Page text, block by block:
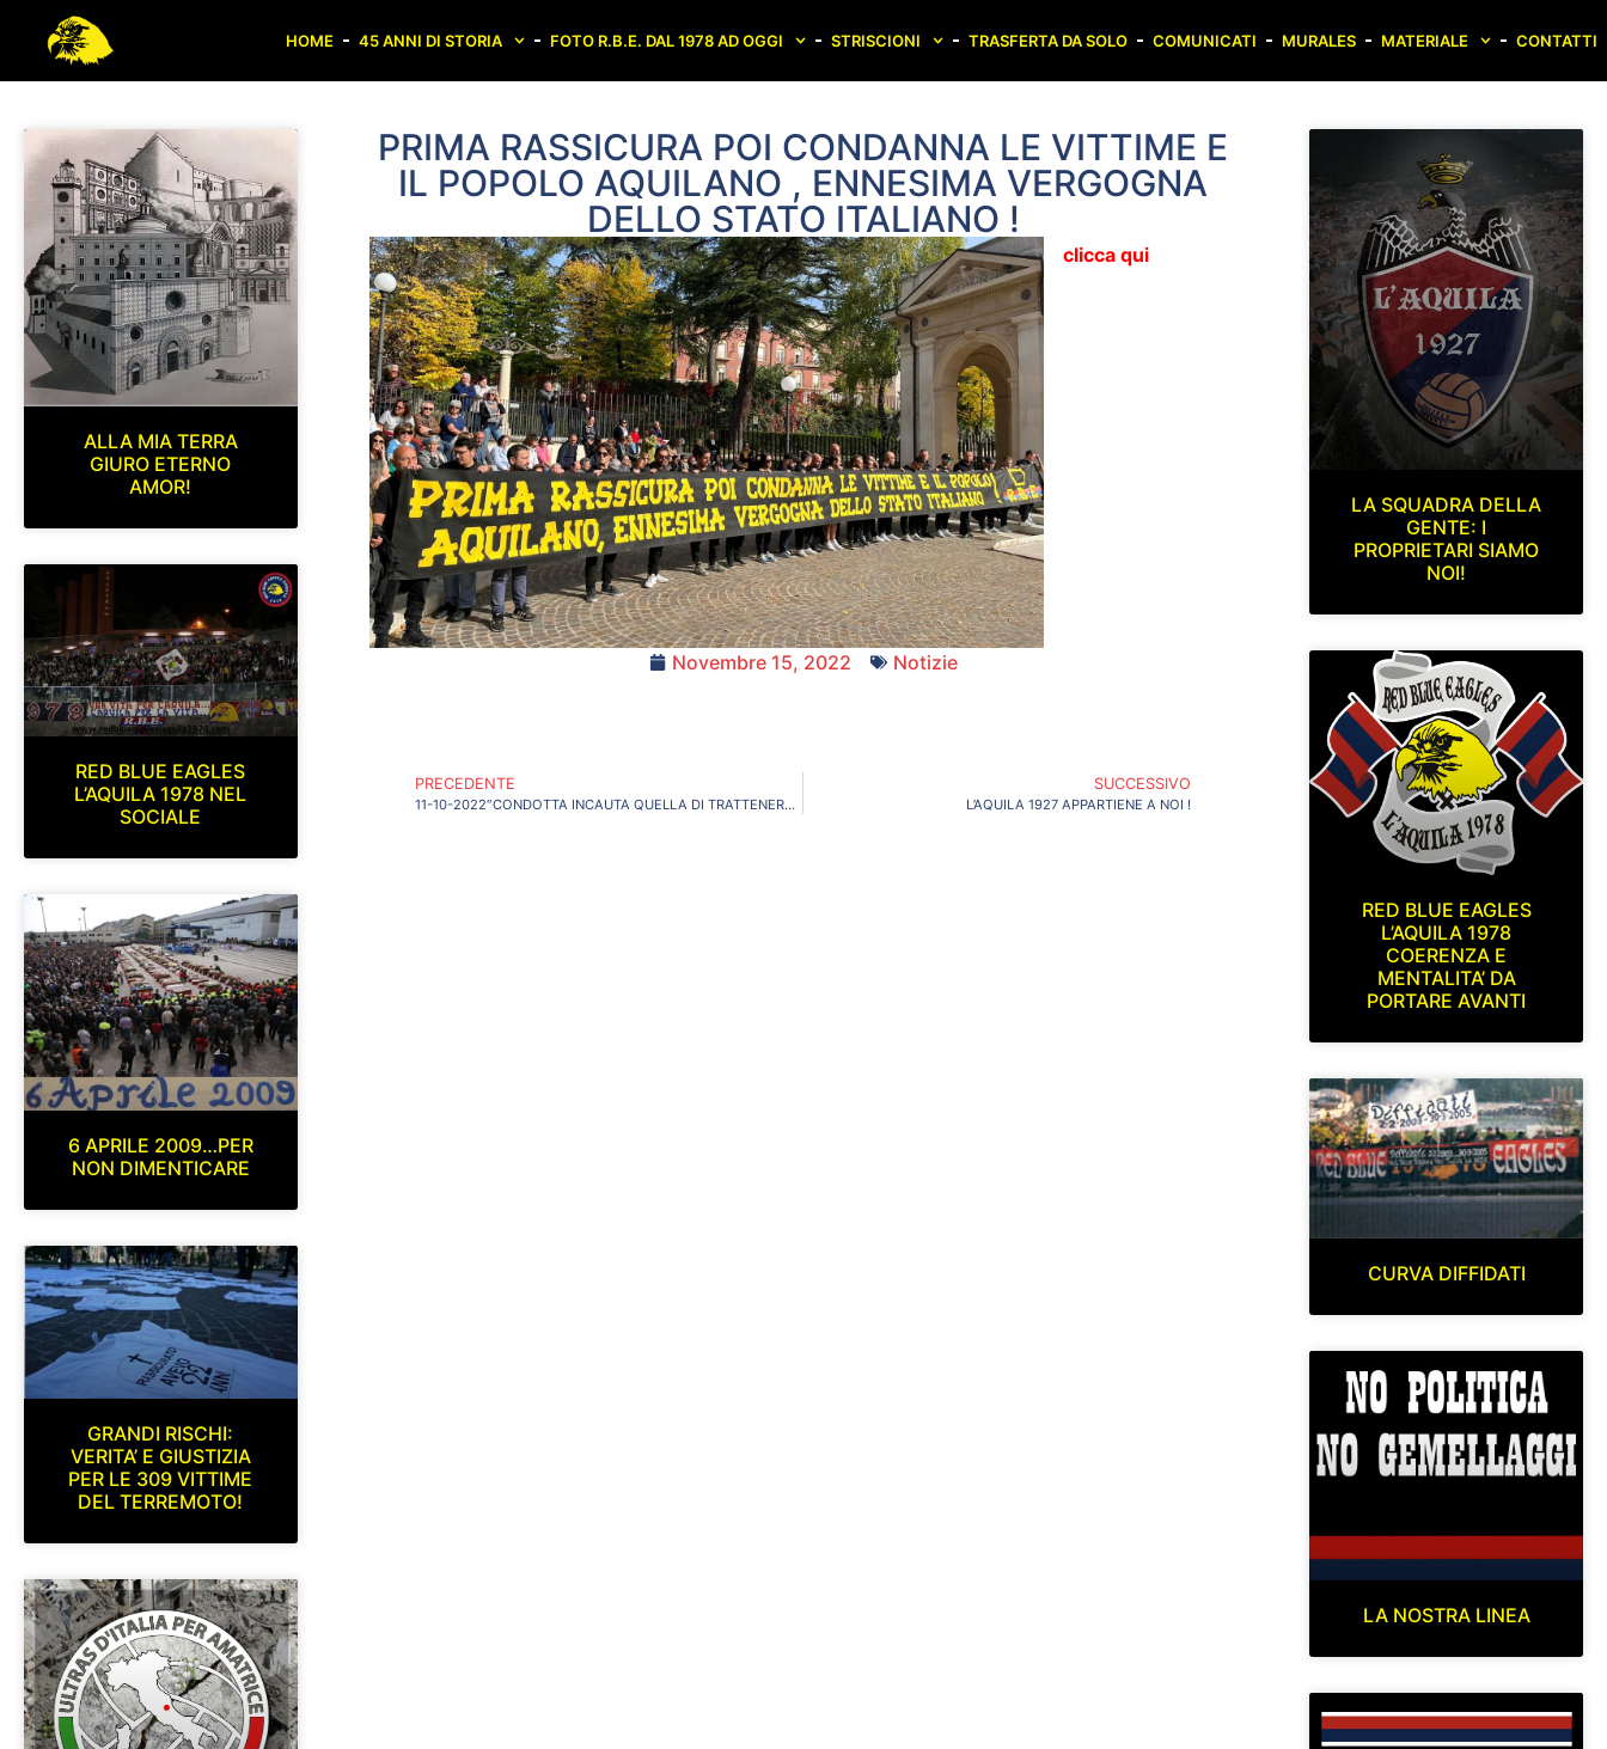
HOME 45 ANNI DI STORIA FOTO R.B.E. DAL 1978 AD OGGI STRISCIONI TRASFERTA DA SOLO COMUNICATI MURALES MATERIALE CONTATTI
ALLA MIA TERRA
GIURO ETERNO
AMOR!
RED BLUE EAGLES
L’AQUILA 1978 NEL
SOCIALE
6 APRILE 2009…PER
NON DIMENTICARE
GRANDI RISCHI:
VERITA’ E GIUSTIZIA
PER LE 309 VITTIME
DEL TERREMOTO!
PRIMA RASSICURA POI CONDANNA LE VITTIME E
IL POPOLO AQUILANO , ENNESIMA VERGOGNA
DELLO STATO ITALIANO !
clicca qui
Novembre 15, 2022 Notizie
PRECEDENTE
11-10-2022″CONDOTTA INCAUTA QUELLA DI TRATTENERSI A DORMIRE ” VERGOGNA!
SUCCESSIVO
L’AQUILA 1927 APPARTIENE A NOI !
LA SQUADRA DELLA
GENTE: I
PROPRIETARI SIAMO
NOI!
RED BLUE EAGLES
L’AQUILA 1978
COERENZA E
MENTALITA’ DA
PORTARE AVANTI
CURVA DIFFIDATI
LA NOSTRA LINEA